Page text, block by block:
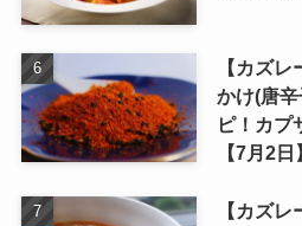
【カズ
かけ(唐
ピ！カプ
【7月2日】
【カズ